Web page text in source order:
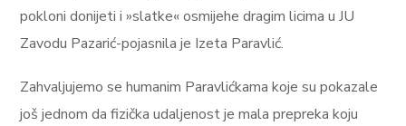
pokloni donijeti i »slatke« osmijehe dragim licima u JU
Zavodu Pazarić-pojasnila je Izeta Paravlić.
Zahvaljujemo se humanim Paravlićkama koje su pokazale
još jednom da fizička udaljenost je mala prepreka koju